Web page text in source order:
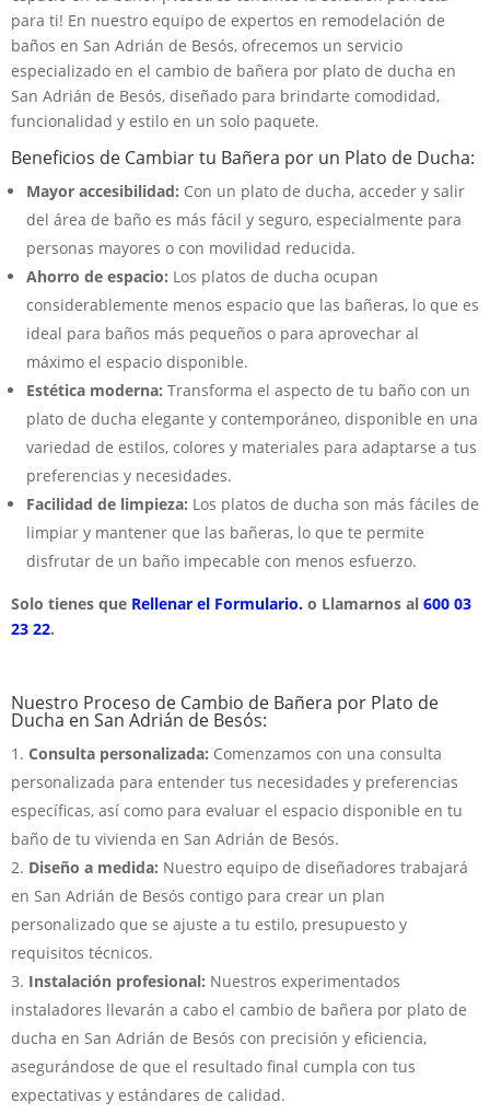
para ti! En nuestro equipo de expertos en remodelación de
baños en San Adrián de Besós, ofrecemos un servicio
especializado en el cambio de bañera por plato de ducha en
San Adrián de Besós, diseñado para brindarte comodidad,
funcionalidad y estilo en un solo paquete.
Beneficios de Cambiar tu Bañera por un Plato de Ducha:
Mayor accesibilidad: Con un plato de ducha, acceder y salir
del área de baño es más fácil y seguro, especialmente para
personas mayores o con movilidad reducida.
Ahorro de espacio: Los platos de ducha ocupan
considerablemente menos espacio que las bañeras, lo que es
ideal para baños más pequeños o para aprovechar al
máximo el espacio disponible.
Estética moderna: Transforma el aspecto de tu baño con un
plato de ducha elegante y contemporáneo, disponible en una
variedad de estilos, colores y materiales para adaptarse a tus
preferencias y necesidades.
Facilidad de limpieza: Los platos de ducha son más fáciles de
limpiar y mantener que las bañeras, lo que te permite
disfrutar de un baño impecable con menos esfuerzo.
Solo tienes que Rellenar el Formulario. o Llamarnos al 600 03
23 22.
Nuestro Proceso de Cambio de Bañera por Plato de
Ducha en San Adrián de Besós:
Consulta personalizada: Comenzamos con una consulta
personalizada para entender tus necesidades y preferencias
específicas, así como para evaluar el espacio disponible en tu
baño de tu vivienda en San Adrián de Besós.
Diseño a medida: Nuestro equipo de diseñadores trabajará
en San Adrián de Besós contigo para crear un plan
personalizado que se ajuste a tu estilo, presupuesto y
requisitos técnicos.
Instalación profesional: Nuestros experimentados
instaladores llevarán a cabo el cambio de bañera por plato de
ducha en San Adrián de Besós con precisión y eficiencia,
asegurándose de que el resultado final cumpla con tus
expectativas y estándares de calidad.